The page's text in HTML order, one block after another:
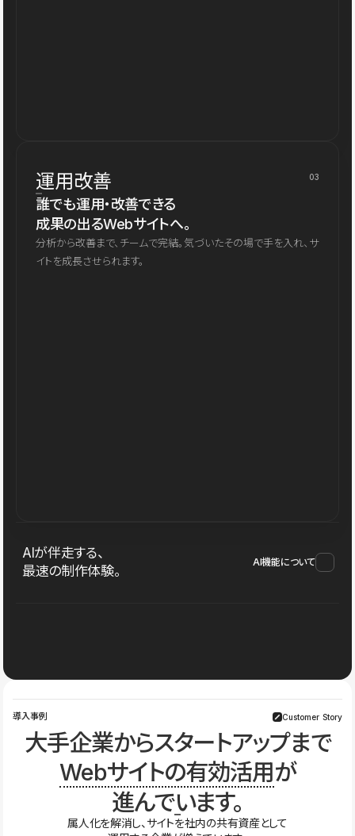
運用改善 03
誰でも運用・改善できる
成果の出るWebサイトへ。
分析から改善まで、チームで完結。気づいたその場で手を入れ、サ
イトを成長させられます。
AIが伴走する、
最速の制作体験。
AI機能について
導入事例 Customer Story
大手企業からスタートアップまで
Webサイトの有効活用が
進んでいます。
属人化を解消し、サイトを社内の共有資産として